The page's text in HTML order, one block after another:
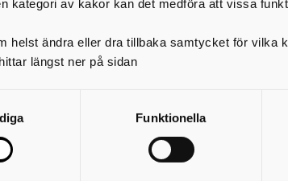
kategori av kakor kan det medföra att vissa
helst ändra eller dra tillbaka samtycket för vilka
längst ner på sidan
Funktionella